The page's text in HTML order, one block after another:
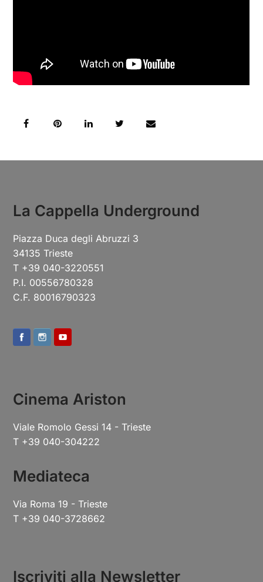
La Cappella Underground
Piazza Duca degli Abruzzi 3
34135 Trieste
T +39 040-3220551
P.I. 00556780328
C.F. 80016790323
Cinema Ariston
Viale Romolo Gessi 14 - Trieste
T +39 040-304222
Mediateca
Via Roma 19 - Trieste
T +39 040-3728662
Iscriviti alla Newsletter